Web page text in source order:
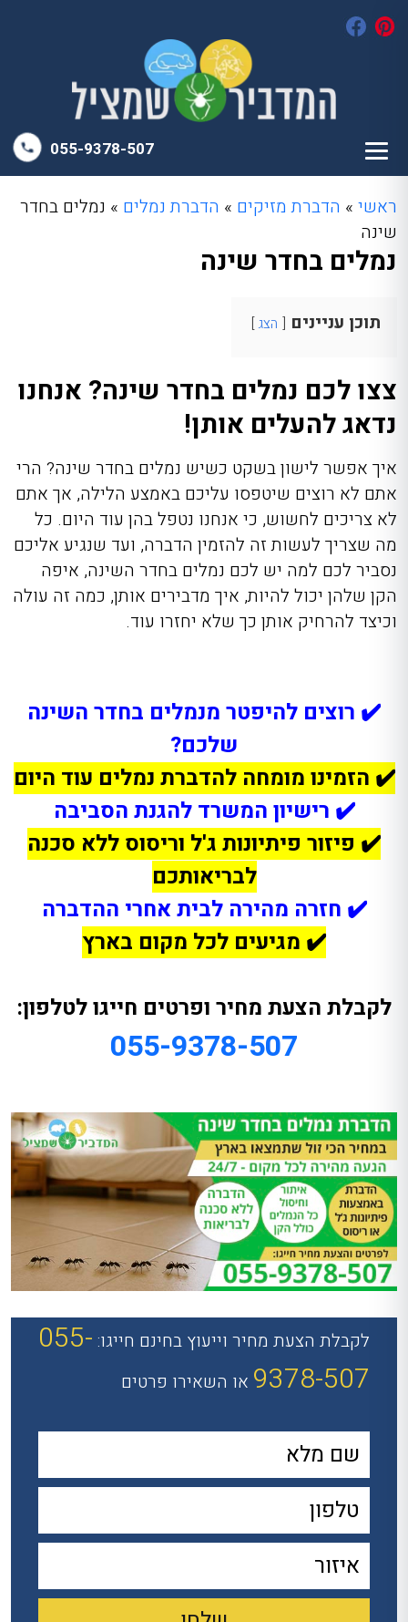
055-9378-507
ראשי » הדברת מזיקים » הדברת נמלים » נמלים בחדר
שינה
נמלים בחדר שינה
תוכן עניינים הצג
צצו לכם נמלים בחדר שינה? אנחנו
נדאג להעלים אותן!
איך אפשר לישון בשקט כשיש נמלים בחדר שינה? הרי
אתם לא רוצים שיטפסו עליכם באמצע הלילה, אך אתם
לא צריכים לחשוש, כי אנחנו נטפל בהן עוד היום. כל
מה שצריך לעשות זה להזמין הדברה, ועד שנגיע אליכם
נסביר לכם למה יש לכם נמלים בחדר השינה, איפה
הקן שלהן יכול להיות, איך מדבירים אותן, כמה זה עולה
וכיצד להרחיק אותן כך שלא יחזרו עוד.
✔️ רוצים להיפטר מנמלים בחדר השינה
שלכם?
✔️ הזמינו מומחה להדברת נמלים עוד היום
✔️ רישיון המשרד להגנת הסביבה
✔️ פיזור פיתיונות ג'ל וריסוס ללא סכנה
לבריאותכם
✔️ חזרה מהירה לבית אחרי ההדברה
✔️ מגיעים לכל מקום בארץ
לקבלת הצעת מחיר ופרטים חייגו לטלפון:
055-9378-507
לקבלת הצעת מחיר וייעוץ בחינם חייגו: 055-
9378-507 או השאירו פרטים